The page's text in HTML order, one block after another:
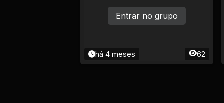
há 4 meses 62
Entrar no grupo